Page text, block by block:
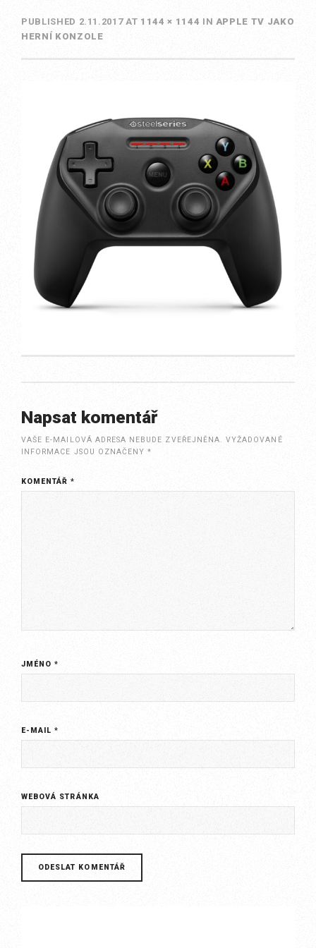
PUBLISHED 2.11.2017AT 1144 × 1144 IN APPLE TV JAKO
HERNÍ KONZOLE
Napsat komentář
VAŠE E-MAILOVÁ ADRESA NEBUDE ZVEŘEJNĚNA. VYŽADOVANÉ
INFORMACE JSOU OZNAČENY*
KOMENTÁŘ*
JMÉNO*
E-MAIL*
WEBOVÁ STRÁNKA